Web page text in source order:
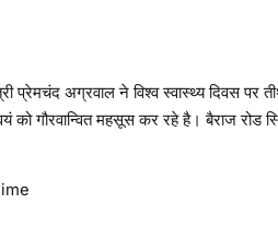
प्रेमचंद अग्रवाल ने विश्व स्वास्थ्य दिवस पर
को गौरवान्वित महसूस कर रहे है। बैराज